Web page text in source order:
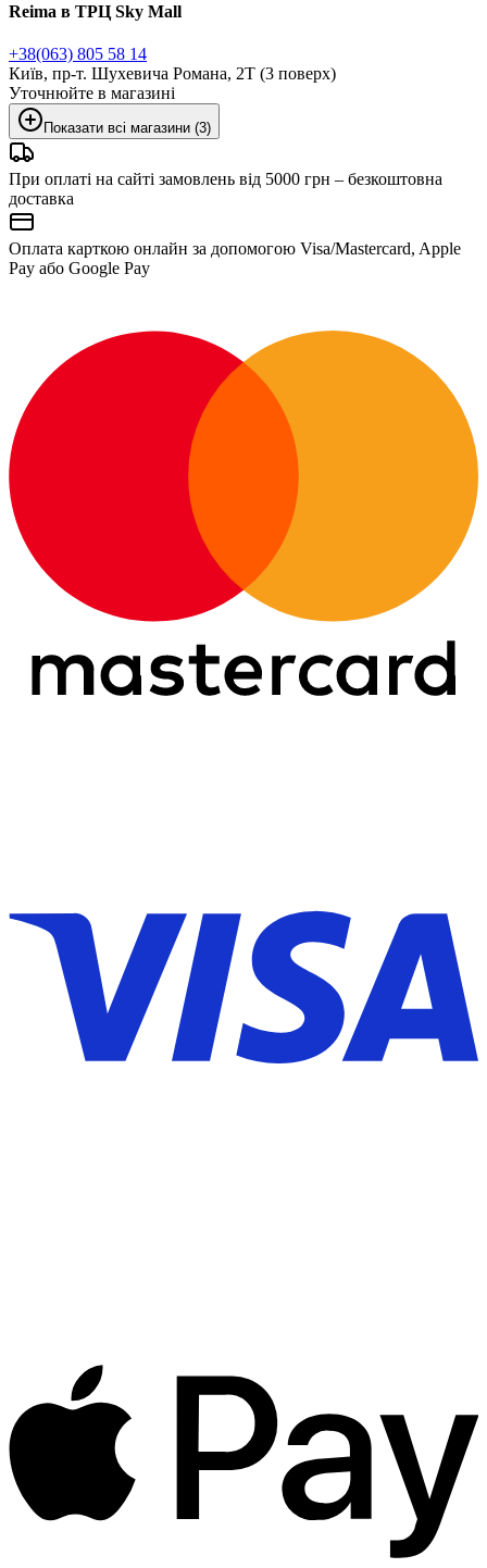
Reima в ТРЦ Sky Mall
+38(063) 805 58 14
Київ, пр-т. Шухевича Романа, 2Т (3 поверх)
Уточнюйте в магазині
Показати всі магазини (3)
При оплаті на сайті замовлень від 5000 грн – безкоштовна
доставка
Оплата карткою онлайн за допомогою Visa/Mastercard, Apple
Pay або Google Pay